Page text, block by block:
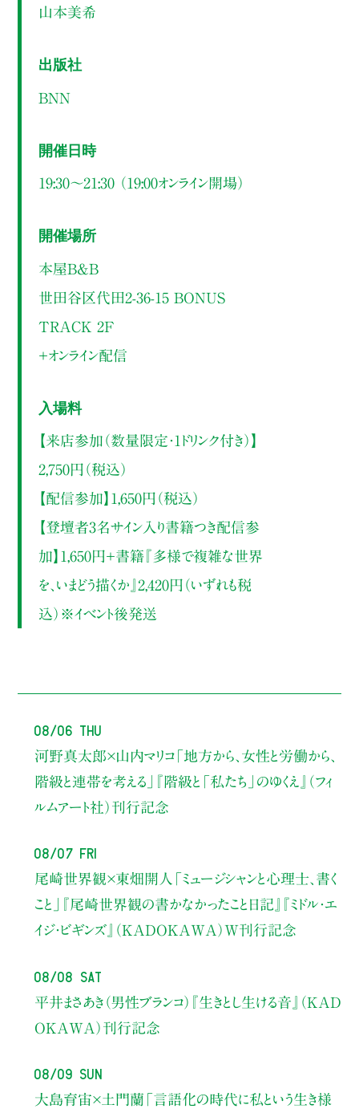
山本美希
出版社
BNN
開催日時
19:30～21:30 （19:00オンライン開場）
開催場所
本屋B&B
世田谷区代田2-36-15 BONUS
TRACK 2F
＋オンライン配信
入場料
【来店参加（数量限定・1ドリンク付き）】
2,750円（税込）
【配信参加】1,650円（税込）
【登壇者3名サイン入り書籍つき配信参
加】1,650円＋書籍『多様で複雑な世界
を、いまどう描くか』2,420円（いずれも税
込）※イベント後発送
08/06 Thu
河野真太郎×山内マリコ「地方から、女性と労働から、
階級と連帯を考える」
『階級と「私たち」のゆくえ』（フィ
ルムアート社）刊行記念
08/07 Fri
尾崎世界観×東畑開人
「ミュージシャンと心理士、書く
こと」
『尾崎世界観の書かなかったこと日記』『ミドル・エ
イジ・ビギンズ』（KADOKAWA）W刊行記念
08/08 Sat
平井まさあき（男性ブランコ） 『生きとし生ける音』（KAD
OKAWA）刊行記念
08/09 Sun
大島育宙×土門蘭 「言語化の時代に私という生き様